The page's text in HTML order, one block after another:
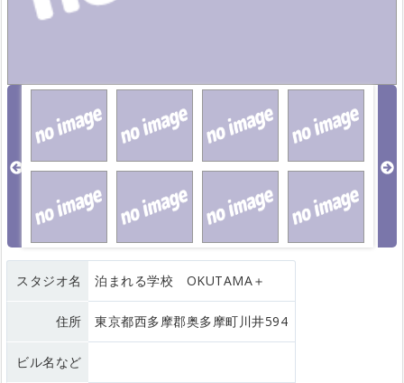
スタジオ名 泊まれる学校 OKUTAMA＋
住所 東京都西多摩郡奥多摩町川井594
ビル名など